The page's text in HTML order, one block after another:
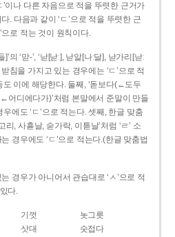
’이나 다른 자음으로 적을 뚜렷한 근거가
. 다음과 같이 ‘ㄷ’으로 적을 뚜렷한 근
으로 적는 것이 원칙이다.
의 ‘맏-’, ‘낟[낟ː], 낟알[나ː달], 낟가리[낟ː
받침을 가지고 있는 경우에는 ‘ㄷ’으로 적
도 이에 해당한다. 둘째, ‘돋보다(←도두
디에다가)’처럼 본말에서 준말이 만들
우에도 ‘ㄷ’으로 적는다. 셋째, 한글 맞춤
, 사흗날, 숟가락, 이튿날’처럼 ‘ㄹ’ 소
경우에도 ‘ㄷ’으로 적는다.(한글 맞춤법
경우가 아니어서 관습대로 ‘ㅅ’으로 적
다.
기껏
놋그릇
삿대
숫접다